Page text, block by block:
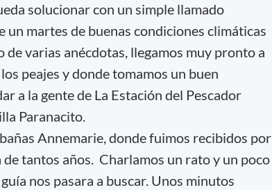
solucionar con un simple llamado
un martes de buenas condiciones climáticas
de varias anécdotas, llegamos muy pronto a
peajes y donde tomamos un buen
a la gente de La Estación del Pescador
Paranacito.
Annemarie, donde fuimos recibidos por
tantos años. Charlamos un rato y un poco
nos pasara a buscar. Unos minutos